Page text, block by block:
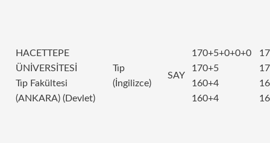
HACETTEPE
ÜNİVERSİTESİ
Tıp Fakültesi
(ANKARA) (Devlet)
Tıp
(İngilizce)
SAY
170+5+0+0+0
170+5
160+4
160+4